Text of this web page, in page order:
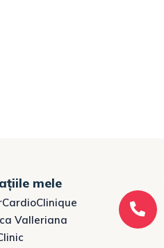
mele
Valleriana